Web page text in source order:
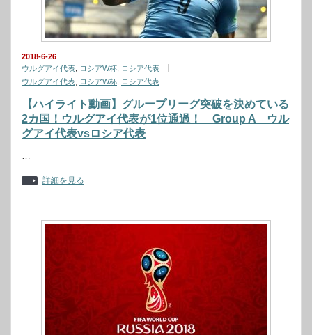
2018-6-26
ウルグアイ代表
ロシアW杯
ロシア代表
ウルグアイ代表
ロシアW杯 ロシア代表
【ハイライト動画】グループリーグ突破を決めている
2カ国！ウルグアイ代表が1位通過！ Group A ウル
グアイ代表vsロシア代表
…
詳細を見る